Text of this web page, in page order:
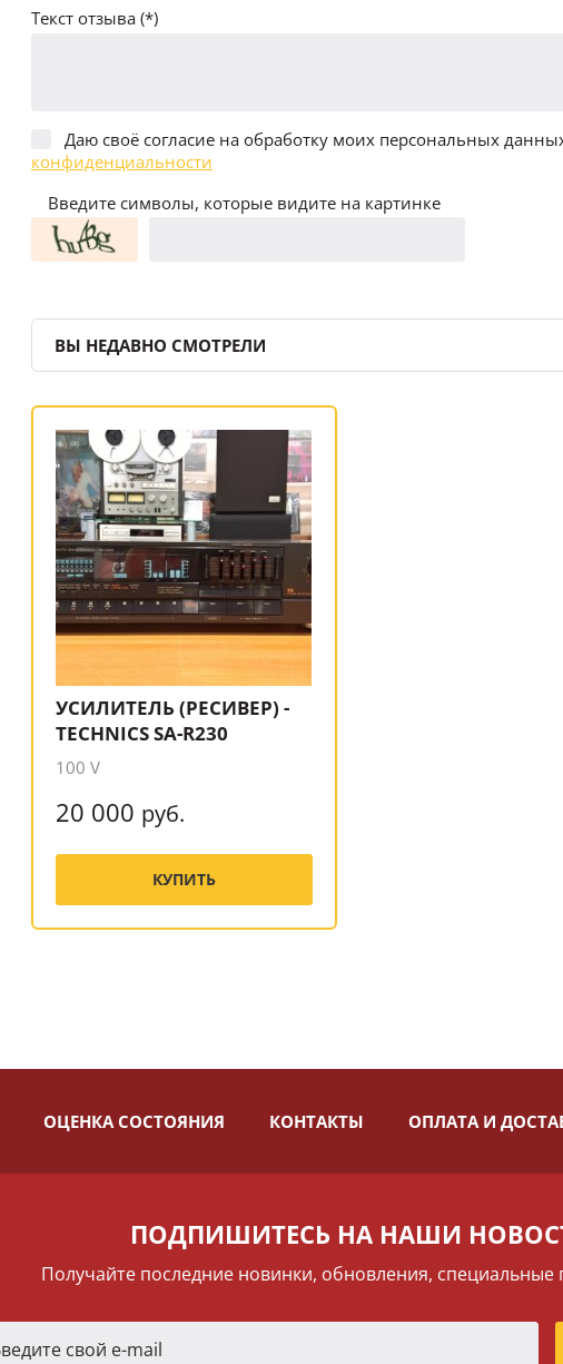
Текст отзыва (*)
Даю своё согласие на обработку моих персональных
конфиденциальности
Введите символы, которые видите на картинке
ВЫ НЕДАВНО СМОТРЕЛИ
УСИЛИТЕЛЬ (РЕСИВЕР) -
TECHNICS SA-R230
100 V
20 000 руб.
КУПИТЬ
ОЦЕНКА СОСТОЯНИЯ КОНТАКТЫ ОПЛАТА И
ПОДПИШИТЕСЬ НА НАШИ
Получайте последние новинки, обновления, специальные